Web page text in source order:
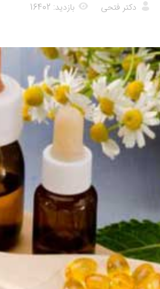
دکتر فتحی بازدید: 16402